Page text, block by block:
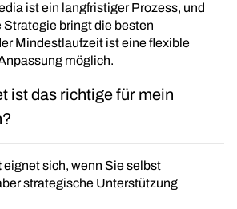
ist ein langfristiger Prozess, und
bringt die besten
Mindestlaufzeit ist eine flexible
möglich.
ist das richtige für mein
eignet sich, wenn Sie selbst
strategische Unterstützung